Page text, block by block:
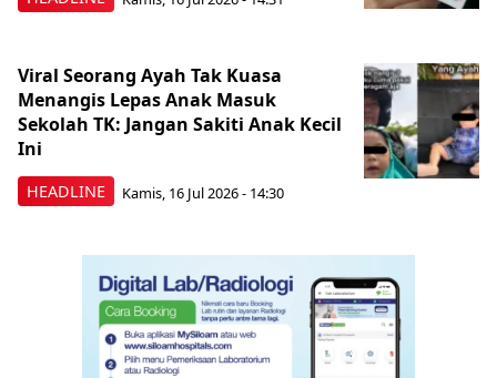
HEADLINE
Viral Seorang Ayah Tak Kuasa
Menangis Lepas Anak Masuk
Sekolah TK: Jangan Sakiti Anak Kecil
Ini
Kamis, 16 Jul 2026 - 14:30